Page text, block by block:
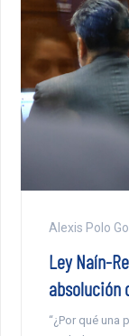
Alexis Polo
Ley Naín-
absolución
“¿Por qué una